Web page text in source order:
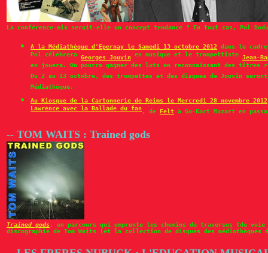
La conférence-mix serait-elle un concept tendance ? En tout cas, Pol
A la Médiathèque d'Epernay le Samedi 13 octobre 2012 dans le
Pol célébrera Georges Jouvin en musique et le trompettiste Jean-
en jouera. On pourra gagner des lots en reconnaissant des titres
Du 2 au 13 octobre, des trompettes et des disques de Jouvin
Médiathèque.
Au Kiosque de la Cartonnerie de Reims le Mercredi 28 novembre 2012
Lawrence avec la Ballade du fan, de Felt à Go-Kart Mozart en
-- TOM WAITS : Trained gods
Trained gods, un parcours qui emprunte les chemins de traverses (de
discographie de Tom Waits (et la collection de disques des médiathèques